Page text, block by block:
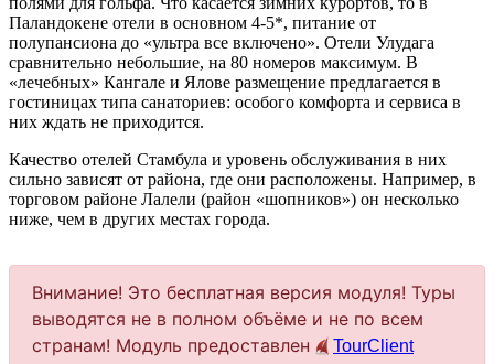
Паландокене отели в основном 4-5*, питание от
полупансиона до «ультра все включено». Отели Улудага
сравнительно небольшие, на 80 номеров максимум. В
«лечебных» Кангале и Ялове размещение предлагается в
гостиницах типа санаториев: особого комфорта и сервиса в
них ждать не приходится.
Качество отелей Стамбула и уровень обслуживания в них
сильно зависят от района, где они расположены. Например, в
торговом районе Лалели (район «шопников») он несколько
ниже, чем в других местах города.